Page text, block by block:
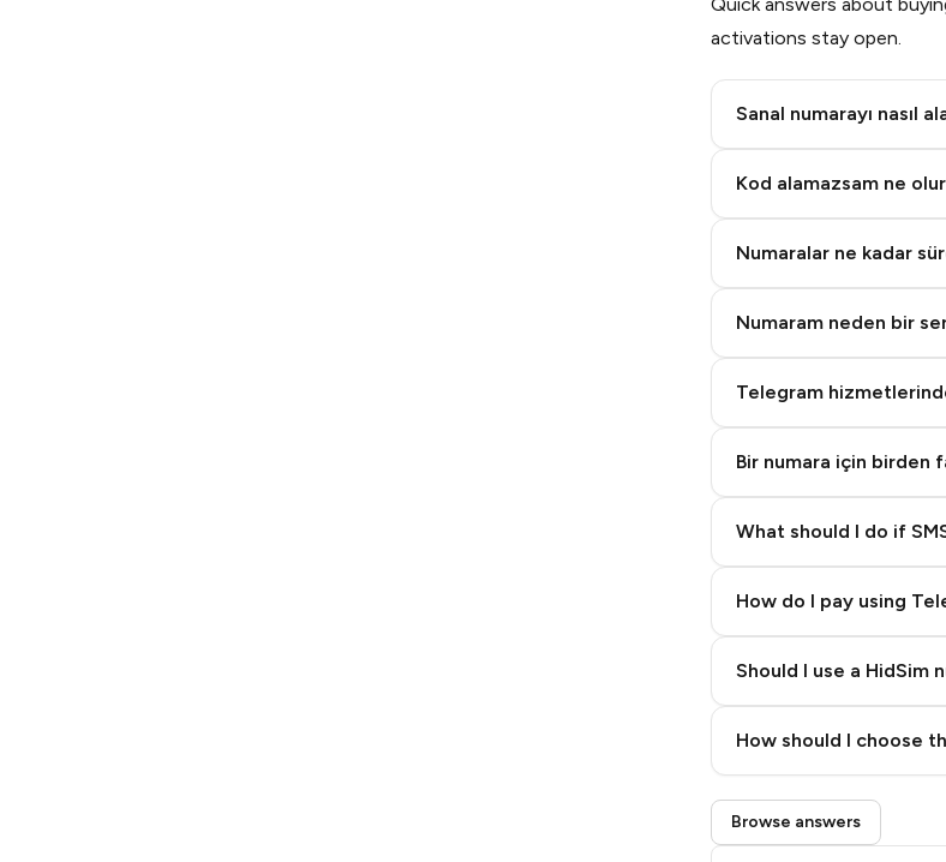
activations stay open.
Sanal numarayı nasıl
Kod alamazsam ne
Numaralar ne kadar
Numaram neden bir
Telegram
Bir numara için birden
What should I do if
How do I pay using
Step 3: Pay our bot
Should I use a
How should I choose
Browse answers